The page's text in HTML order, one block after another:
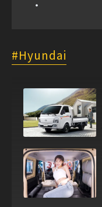
Hyundai